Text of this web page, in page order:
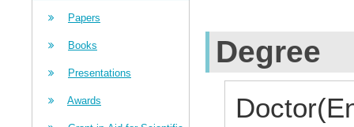
Papers
Books
Presentations
Awards
Degree